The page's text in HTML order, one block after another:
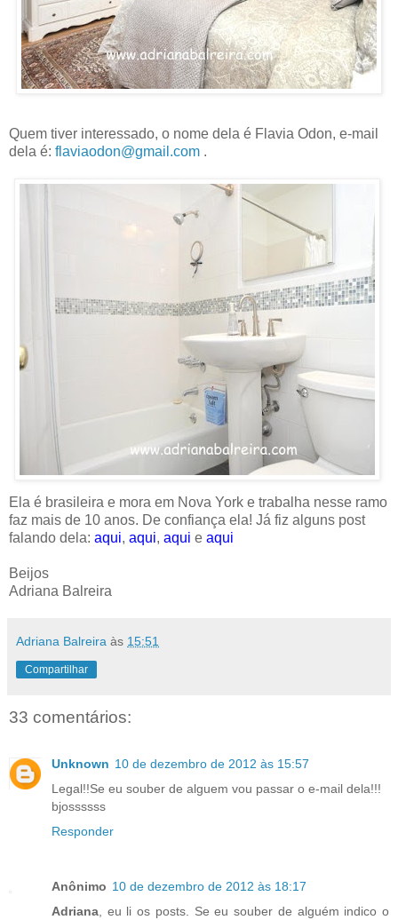
Quem tiver interessado, o nome dela é Flavia Odon, e-mail
dela é: flaviaodon@gmail.com .
Ela é brasileira e mora em Nova York e trabalha nesse ramo
faz mais de 10 anos. De confiança ela! Já fiz alguns post
falando dela: aqui, aqui, aqui e aqui
Beijos
Adriana Balreira
Adriana Balreira às 15:51
Compartilhar
33 comentários:
Unknown 10 de dezembro de 2012 às 15:57
Legal!!Se eu souber de alguem vou passar o e-mail dela!!!
bjossssss
Responder
Anônimo 10 de dezembro de 2012 às 18:17
Adriana , eu li os posts. Se eu souber de alguém indico o